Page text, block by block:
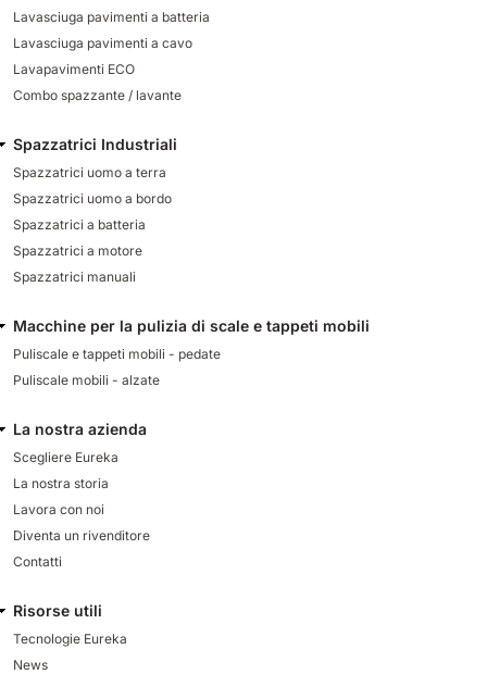
Lavasciuga pavimenti a batteria
Lavasciuga pavimenti a cavo
Lavapavimenti ECO
Combo spazzante / lavante
Spazzatrici Industriali
Spazzatrici uomo a terra
Spazzatrici uomo a bordo
Spazzatrici a batteria
Spazzatrici a motore
Spazzatrici manuali
Macchine per la pulizia di scale e tappeti mobili
Puliscale e tappeti mobili - pedate
Puliscale mobili - alzate
La nostra azienda
Scegliere Eureka
La nostra storia
Lavora con noi
Diventa un rivenditore
Contatti
Risorse utili
Tecnologie Eureka
News